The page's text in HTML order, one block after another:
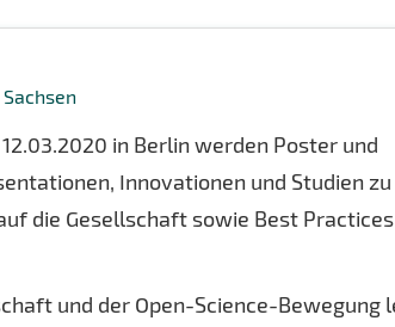
in Berlin werden Poster und
Innovationen und Studien zu
die Gesellschaft sowie Best
und der Open-Science-Bewegung